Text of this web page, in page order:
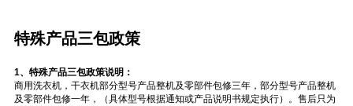
特殊产品三包政策
1、特殊产品三包政策说明：
商用洗衣机，干衣机部分型号产品整机及零部件包修三年，部分型号产品整机
及零部件包修一年，（具体型号根据通知或产品说明书规定执行）。售后只为